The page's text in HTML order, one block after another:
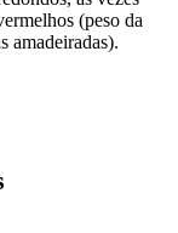
(peso da
amadeiradas).